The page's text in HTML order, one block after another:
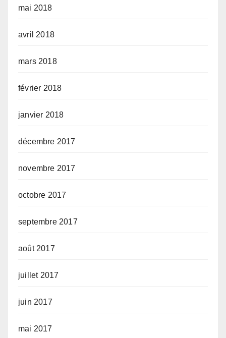
mai 2018
avril 2018
mars 2018
février 2018
janvier 2018
décembre 2017
novembre 2017
octobre 2017
septembre 2017
août 2017
juillet 2017
juin 2017
mai 2017